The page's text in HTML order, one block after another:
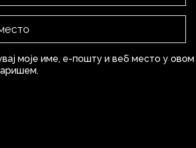
моје име, е-пошту и веб место у